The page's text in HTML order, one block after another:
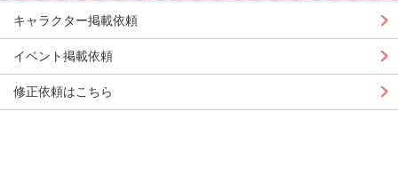
キャラクター掲載依頼
イベント掲載依頼
修正依頼はこちら